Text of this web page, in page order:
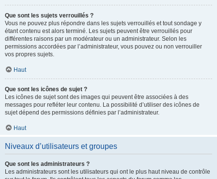
Que sont les sujets verrouillés ?
Vous ne pouvez plus répondre dans les sujets verrouillés et tout sondage y
étant contenu est alors terminé. Les sujets peuvent être verrouillés pour
différentes raisons par un modérateur ou un administrateur. Selon les
permissions accordées par l’administrateur, vous pouvez ou non verrouiller
vos propres sujets.
Haut
Que sont les icônes de sujet ?
Les icônes de sujet sont des images qui peuvent être associées à des
messages pour refléter leur contenu. La possibilité d’utiliser des icônes de
sujet dépend des permissions définies par l’administrateur.
Haut
Niveaux d’utilisateurs et groupes
Que sont les administrateurs ?
Les administrateurs sont les utilisateurs qui ont le plus haut niveau de contrôle